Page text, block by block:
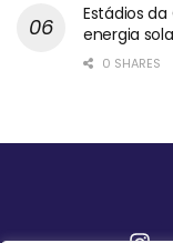
Estádios
energia
0 SHARES